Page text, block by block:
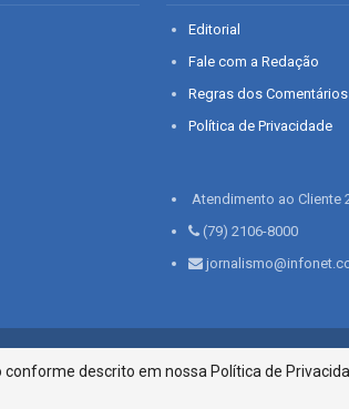
Editorial
Fale com a Redação
Regras dos Comentários
Política de Privacidade
Atendimento ao Cliente
(79) 2106-8000
276, Bairro São José | Aracaju-SE, CEP 49015-030,
descrito em nossa Política de